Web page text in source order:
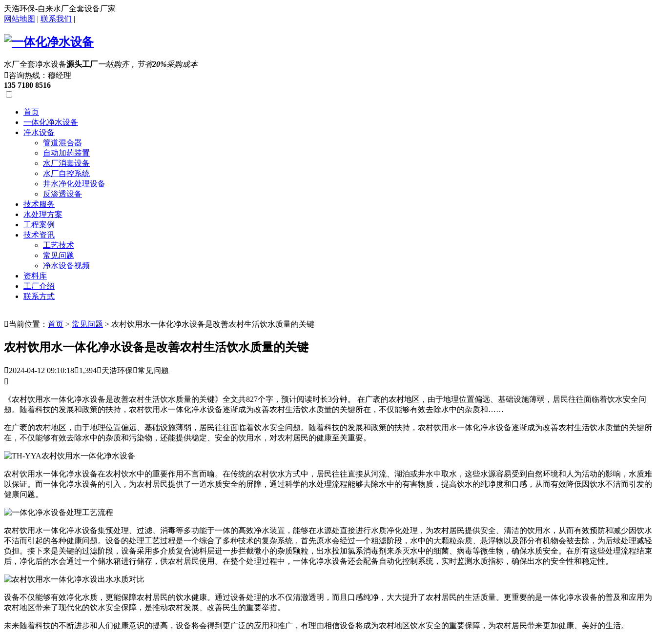
天浩环保-自来水厂全套设备厂家
网站地图 | 联系我们 |
水厂全套净水设备源头工厂一站购齐，节省20%采购成本
咨询热线：穆经理
135 7180 8516
首页
一体化净水设备
净水设备
管道混合器
自动加药装置
水厂消毒设备
水厂自控系统
井水净化处理设备
反渗透设备
技术服务
水处理方案
工程案例
技术资讯
工艺技术
常见问题
净水设备视频
资料库
工厂介绍
联系方式
当前位置： 首页 > 常见问题 > 农村饮用水一体化净水设备是改善农村生活饮水质量的关键
农村饮用水一体化净水设备是改善农村生活饮水质量的关键
2024-04-12 09:10:181,394天浩环保常见问题

《农村饮用水一体化净水设备是改善农村生活饮水质量的关键》全文共827个字，预计阅读时长3分钟。 在广袤的农村地区，由于地理位置偏远、基础设施薄弱，居民往往面临着饮水安全问
题。随着科技的发展和政策的扶持，农村饮用水一体化净水设备逐渐成为改善农村生活饮水质量的关键所在，不仅能够有效去除水中的杂质和……
在广袤的农村地区，由于地理位置偏远、基础设施薄弱，居民往往面临着饮水安全问题。随着科技的发展和政策的扶持，农村饮用水一体化净水设备逐渐成为改善农村生活饮水质量的关键所
在，不仅能够有效去除水中的杂质和污染物，还能提供稳定、安全的饮用水，对农村居民的健康至关重要。
农村饮用水一体化净水设备在农村饮水中的重要作用不言而喻。在传统的农村饮水方式中，居民往往直接从河流、湖泊或井水中取水，这些水源容易受到自然环境和人为活动的影响，水质难
以保证。而一体化净水设备的引入，为农村居民提供了一道水质安全的屏障，通过科学的水处理流程能够去除水中的有害物质，提高饮水的纯净度和口感，从而有效降低因饮水不洁而引发的
健康问题。
农村饮用水一体化净水设备集预处理、过滤、消毒等多功能于一体的高效净水装置，能够在水源处直接进行水质净化处理，为农村居民提供安全、清洁的饮用水，从而有效预防和减少因饮水
不洁而引起的各种健康问题。设备的处理工艺过程是一个综合了多种技术的复杂系统，首先原水会经过一个粗滤阶段，水中的大颗粒杂质、悬浮物以及部分有机物会被去除，为后续处理减轻
负担。接下来是关键的过滤阶段，设备采用多介质复合滤料层进一步拦截微小的杂质颗粒，出水投加氯系消毒剂来杀灭水中的细菌、病毒等微生物，确保水质安全。在所有这些处理流程结束
后，净化后的水会通过一个储水箱进行储存，供农村居民使用。在整个处理过程中，一体化净水设备还会配备自动化控制系统，实时监测水质指标，确保出水的安全性和稳定性。
设备不仅能够有效净化水质，更能保障农村居民的饮水健康。通过设备处理的水不仅清澈透明，而且口感纯净，大大提升了农村居民的生活质量。更重要的是一体化净水设备的普及和应用为
农村地区带来了现代化的饮水安全保障，是推动农村发展、改善民生的重要举措。
未来随着科技的不断进步和人们健康意识的提高，设备将会得到更广泛的应用和推广，有理由相信设备将成为农村地区饮水安全的重要保障，为农村居民带来更加健康、美好的生活。